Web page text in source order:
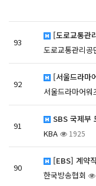
93
[도로교통관
도로교통관리공
92
[서울드라마
서울드라마어워
91
SBS 국제부
KBA
1925
90
[EBS] 계약
한국방송협회